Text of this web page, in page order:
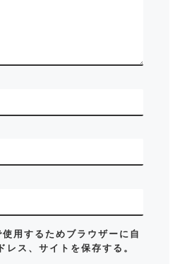
用するためブラウザーに自
レス、サイトを保存する。